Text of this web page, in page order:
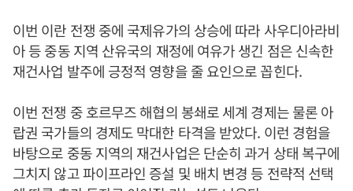
이번 이란 전쟁 중에 국제유가의 상승에 따라 사우디아라비
아 등 중동 지역 산유국의 재정에 여유가 생긴 점은 신속한
재건사업 발주에 긍정적 영향을 줄 요인으로 꼽힌다.
이번 전쟁 중 호르무즈 해협의 봉쇄로 세계 경제는 물론 아
랍권 국가들의 경제도 막대한 타격을 받았다. 이런 경험을
바탕으로 중동 지역의 재건사업은 단순히 과거 상태 복구에
그치지 않고 파이프라인 증설 및 배치 변경 등 전략적 선택